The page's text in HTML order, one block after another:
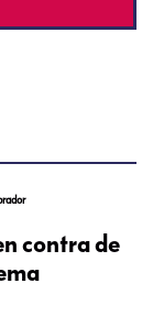
contra de